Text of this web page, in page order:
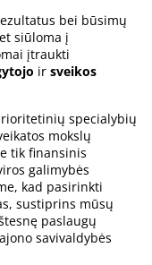
bei būsimų
siūloma į
įtraukti
ir sveikos
specialybių
mokslų
tik finansinis
galimybės
kad pasirinkti
sustiprins mūsų
paslaugų
savivaldybės